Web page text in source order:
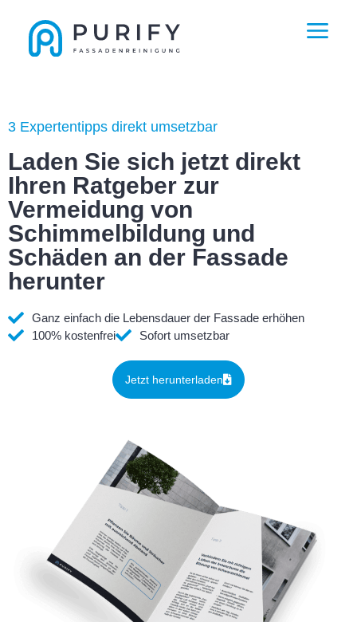
3 Expertentipps direkt umsetzbar
Laden Sie sich jetzt direkt
Ihren Ratgeber zur
Vermeidung von
Schimmelbildung und
Schäden an der Fassade
herunter
Ganz einfach die Lebensdauer der Fassade erhöhen
100% kostenfrei
Sofort umsetzbar
Jetzt herunterladen